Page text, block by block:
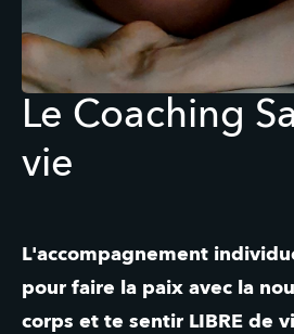
Le Coaching
vie
L'accompagnement
pour faire la paix avec la
corps et te sentir LIBRE de